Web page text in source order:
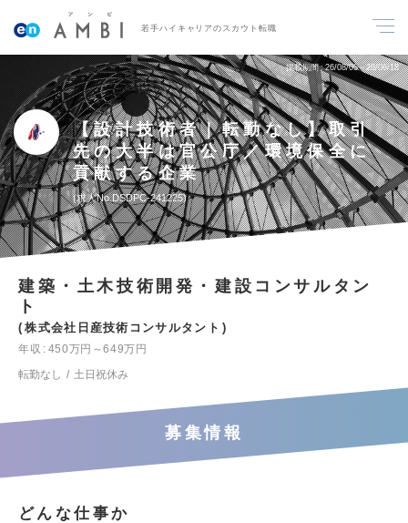
若手ハイキャリアのスカウト転職
掲載期間 26/08/05～26/08/18
【設計技術者｜転勤なし】取引
先の大半は官公庁／環境保全に
貢献する企業
求人No.DSDPC-241225
建築・土木技術開発・建設コンサルタン
ト
株式会社日産技術コンサルタント
年収
450万円～649万円
転勤なし
土日祝休み
募集情報
どんな仕事か